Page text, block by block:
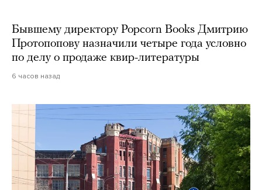
Бывшему директору Popcorn Books Дмитрию
Протопопову назначили четыре года условно
по делу о продаже квир-литературы
6 часов назад